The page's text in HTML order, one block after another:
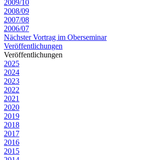
2009/10
2008/09
2007/08
2006/07
Nächster Vortrag im Oberseminar
Veröffentlichungen
Veröffentlichungen
2025
2024
2023
2022
2021
2020
2019
2018
2017
2016
2015